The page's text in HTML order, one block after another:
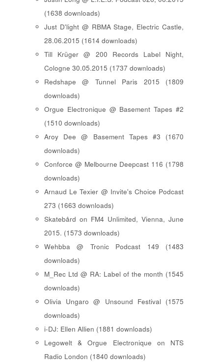
(1638 downloads)
Just D'light @ RBMA Stage, Electric Castle,
28.06.2015 (1614 downloads)
Till Krüger @ 200 Records Label Night,
Cologne 30.05.2015 (1737 downloads)
Redshape @ Tunnel Paris 2015 (1809
downloads)
Orgue Electronique @ Basement Tapes #2
(1510 downloads)
Aroy Dee @ Basement Tapes #3 (1670
downloads)
Conforce @ Melbourne Deepcast 116 (1798
downloads)
Arnaud Le Texier @ Invite's Choice Podcast
273 (1663 downloads)
Skatebård on FM4 Unlimited, Vienna, June
2015. (1573 downloads)
Wehbba @ Tronic Podcast 149 (1483
downloads)
M_Rec Ltd @ RA: Label of the month (1545
downloads)
Olivia Ungaro @ Unsound Festival (1575
downloads)
i-DJ: Ellen Allien (1881 downloads)
Legowelt & Orgue Electronique on NTS
Radio London (1840 downloads)